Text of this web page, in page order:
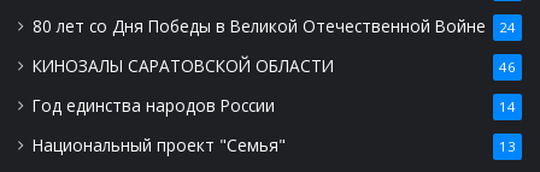
80 лет со Дня Победы в Великой Отечественной Войне 24
КИНОЗАЛЫ САРАТОВСКОЙ ОБЛАСТИ 46
Год единства народов России 14
Национальный проект "Семья" 13